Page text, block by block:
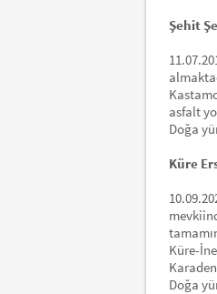
Şehit
asfalt
Doğa
Küre
Küre-
Doğa